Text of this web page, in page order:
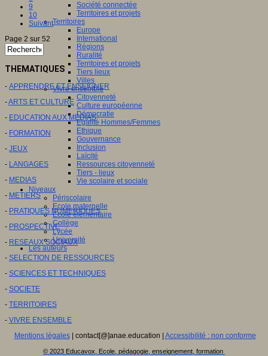
Société connectée
Territoires et projets
Territoires
Europe
International
Régions
Ruralité
Territoires et projets
Tiers lieux
Villes
Vivre ensemble
Citoyenneté
Culture européenne
Démocratie
Egalité Hommes/Femmes
Ethique
Gouvernance
Inclusion
Laïcité
Ressources citoyenneté
Tiers - lieux
Vie scolaire et sociale
Niveaux
Périscolaire
Ecole maternelle
Ecole élémentaire
Collège
Lycée
Université
Les auteurs
9
10
Suivant
Page 2 sur 52
THEMATIQUES
- APPRENDRE ET ENSEIGNER
-ARTS ET CULTURE
- EDUCATION AUX MEDIAS
- FORMATION
- JEUX
- LANGAGES
- MEDIAS
- METIERS
- PRATIQUES NUMERIQUES
- PROSPECTIVE
- RESEAUX SOCIAUX
- SELECTION DE RESSOURCES
- SCIENCES ET TECHNIQUES
- SOCIETE
- TERRITOIRES
- VIVRE ENSEMBLE
Mentions légales| contact[@]anae.education | Accessibilité : non conforme
© 2023 Educavox, Ecole, pédagogie, enseignement, formation